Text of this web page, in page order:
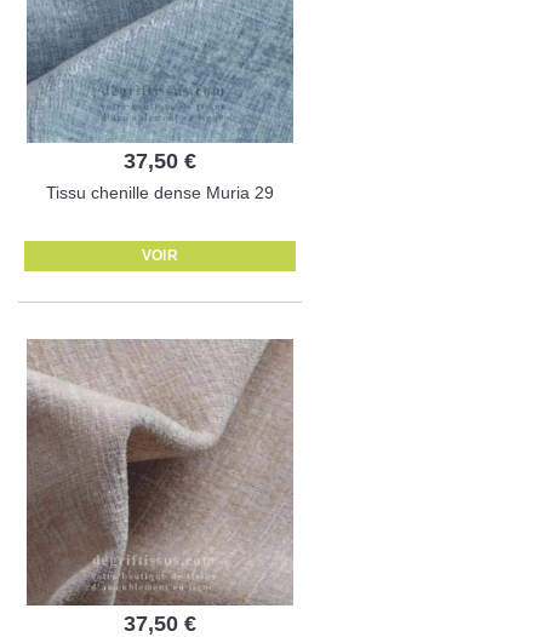
37,50 €
Tissu chenille dense Muria 29
VOIR
37,50 €